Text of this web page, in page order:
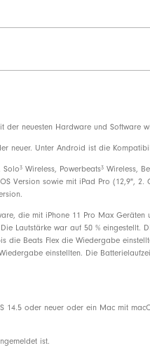
und/oder
neuesten Hardware und Software
neuer. Unter Android ist die
Solo3 Wireless, Powerbeats3 Wireless,
Version sowie mit iPad Pro (12,9",
die mit iPhone 11 Pro Max
Lautstärke war auf 50 % eingestellt.
Beats Flex die Wiedergabe
einstellten. Die
oder neuer oder ein Mac mit
ist.